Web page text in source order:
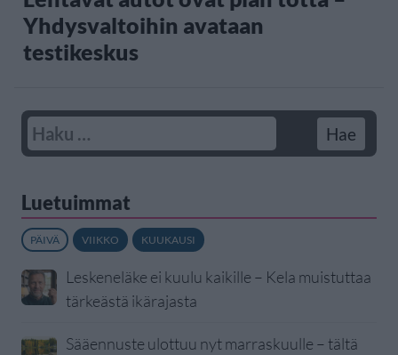
Yhdysvaltoihin avataan
testikeskus
Luetuimmat
PÄIVÄ VIIKKO KUUKAUSI
Leskeneläke ei kuulu kaikille – Kela muistuttaa
tärkeästä ikärajasta
Sääennuste ulottuu nyt marraskuulle – tältä